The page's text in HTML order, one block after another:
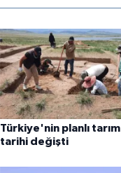
Türkiye'nin planlı tarım
tarihi değişti